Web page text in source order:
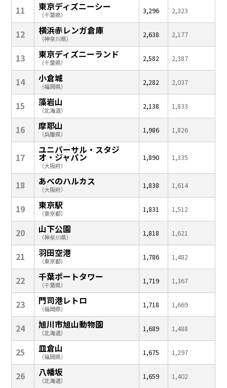
11 東京ディズニーシー
（千葉県） 3,296 2,323
12 横浜赤レンガ倉庫
（神奈川県） 2,638 2,177
13 東京ディズニーランド
（千葉県） 2,582 2,387
14 小倉城
（福岡県） 2,282 2,037
15 藻岩山
（北海道） 2,138 1,833
16 摩耶山
（兵庫県） 1,986 1,826
17
ユニバーサル・スタジ
オ・ジャパン
（大阪府）
1,890 1,335
18 あべのハルカス
（大阪府） 1,838 1,614
19 東京駅
（東京都） 1,831 1,512
20 山下公園
（神奈川県） 1,818 1,621
21 羽田空港
（東京都） 1,786 1,482
22 千葉ポートタワー
（千葉県） 1,719 1,367
23 門司港レトロ
（福岡県） 1,718 1,669
24 旭川市旭山動物園
（北海道） 1,689 1,488
25 皿倉山
（福岡県） 1,675 1,297
26 八幡坂
（北海道） 1,659 1,402